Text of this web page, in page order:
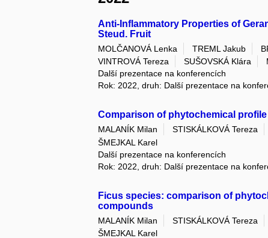
Anti-Inflammatory Properties of
Steud. Fruit
MOLČANOVÁ Lenka TREML Jakub
VINTROVÁ Tereza
SUŠOVSKÁ Klára
Další prezentace na konferencích
Rok: 2022, druh: Další prezentace na
Comparison of phytochemical
MALANÍK Milan STISKÁLKOVÁ Tereza
ŠMEJKAL Karel
Další prezentace na konferencích
Rok: 2022, druh: Další prezentace na
Ficus species: comparison of
compounds
MALANÍK Milan STISKÁLKOVÁ Tereza
ŠMEJKAL Karel